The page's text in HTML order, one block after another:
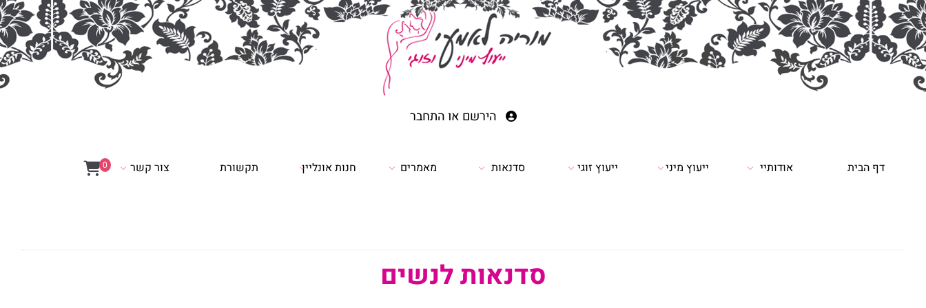
הירשם אוהתחבר
0 דף הבית אודותיי ייעוץ מיני ייעוץ זוגי סדנאות מאמרים חנות אונליין תקשורת צור קשר
סדנאות לנשים